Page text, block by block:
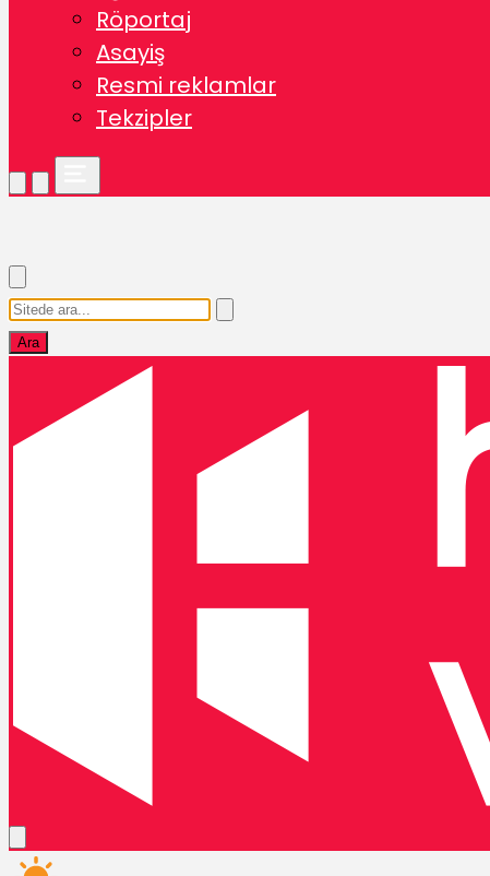
Röportaj
Asayiş
Resmi reklamlar
Tekzipler
Ara